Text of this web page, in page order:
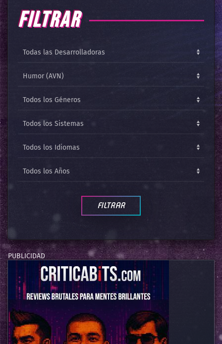
FILTRAR